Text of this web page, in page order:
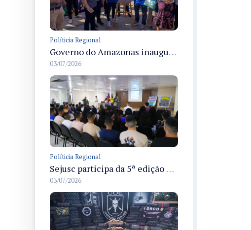
Políticia Regional
Governo do Amazonas inaugura primeiro Castramóvel Fluvial para atendimento veterinário às comunidades ribeirinhas e castração gratuita
03/07/2026
Políticia Regional
Sejusc participa da 5ª edição do Caminhos Literários com foco na cultura hip-hop nas unidades socioeducativas
03/07/2026